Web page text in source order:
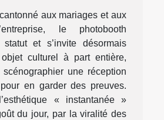
aux mariages et aux
le photobooth
et s’invite désormais
culturel à part entière,
une réception
en garder des preuves.
« instantanée »
du jour, par la viralité des